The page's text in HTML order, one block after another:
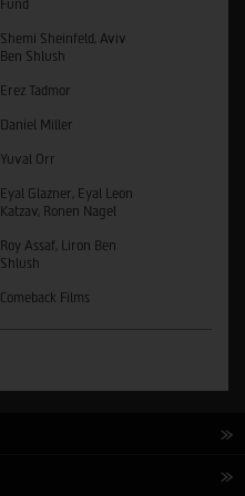
Fund
Shemi Sheinfeld, Aviv
Ben Shlush
Erez Tadmor
Daniel Miller
Yuval Orr
Eyal Glazner, Eyal Leon
Katzav, Ronen Nagel
Roy Assaf, Liron Ben
Shlush
Comeback Films